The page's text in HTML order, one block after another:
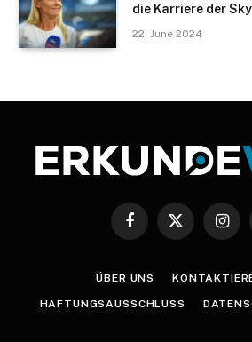
die Karriere der
22. June 2024
Facebook
X
ÜBER UNS
HAFTUNGSAUSSCHLUSS